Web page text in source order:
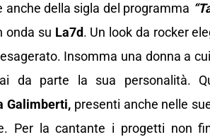
della sigla del programma
onda su La7d. Un look da rocker
Insomma una donna a
da parte la sua personalità.
Galimberti, presenti anche nelle
Per la cantante i progetti non